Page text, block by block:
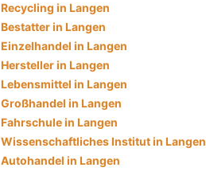
Recycling in Langen
Bestatter in Langen
Einzelhandel in Langen
Hersteller in Langen
Lebensmittel in Langen
Großhandel in Langen
Fahrschule in Langen
Wissenschaftliches Institut in Langen
Autohandel in Langen